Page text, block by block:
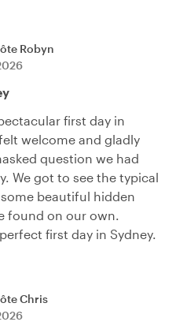
Robyn
first day in
welcome and gladly
question we had
We got to see the typical
beautiful hidden
found on our own.
first day in Sydney.
Chris